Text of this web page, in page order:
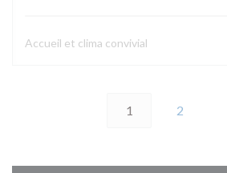
Accueil et clima convivial
1 2